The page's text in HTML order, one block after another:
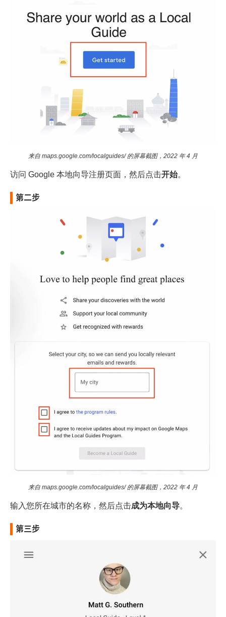
来自 maps.google.com/localguides/ 的屏幕截图，2022 年 4 月
访问 Google 本地向导注册页面 ，然后点击开始。
第二步
来自 maps.google.com/localguides/ 的屏幕截图，2022 年 4 月
输入您所在城市的名称，然后点击成为本地向导。
第三步